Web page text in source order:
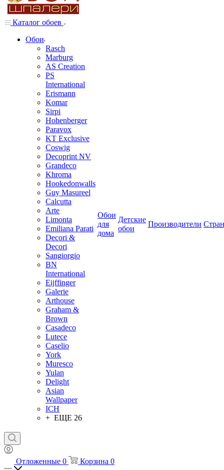
Каталог обоев
Обои
Rasch
Marburg
AS Creation
PS
International
Erismann
Komar
Sirpi
Hohenberger
Paravox
KT Exclusive
Coswig
Decoprint NV
Grandeco
Khroma
Hookedonwalls
Guy Masureel
Calcutta
Arte
Limonta
Emiliana Parati
Decori &
Decori
Sangiorgio
BN
International
Eijffinger
Galerie
Arthouse
Graham &
Brown
Casadeco
Lutece
Caselio
York
Muresco
Yulan
Delight
Asian
Wallpaper
ICH
+ ЕЩЕ 26
Обои
для
дома
Детские
обои
Производители
Отложенные 0 Корзина 0